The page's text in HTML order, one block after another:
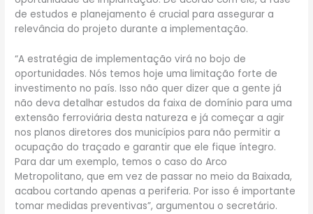
de estudos e planejamento é crucial para assegurar a
relevância do projeto durante a implementação.
“A estratégia de implementação virá no bojo de
oportunidades. Nós temos hoje uma limitação forte de
investimento no país. Isso não quer dizer que a gente já
não deva detalhar estudos da faixa de domínio para uma
extensão ferroviária desta natureza e já começar a agir
nos planos diretores dos municípios para não permitir a
ocupação do traçado e garantir que ele fique íntegro.
Para dar um exemplo, temos o caso do Arco
Metropolitano, que em vez de passar no meio da Baixada,
acabou cortando apenas a periferia. Por isso é importante
tomar medidas preventivas”, argumentou o secretário.